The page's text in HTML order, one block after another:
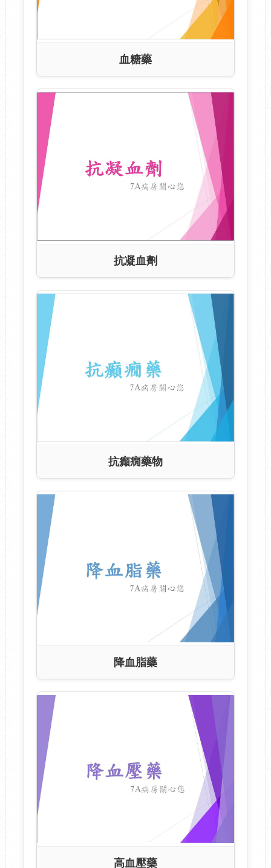
血糖藥
抗凝血劑
抗癲癇藥物
降血脂藥
高血壓藥